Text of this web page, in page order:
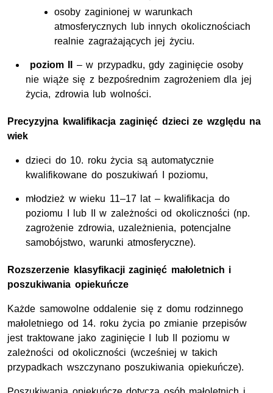
osoby zaginionej w warunkach
atmosferycznych lub innych okolicznościach
realnie zagrażających jej życiu.
poziom II
– w przypadku, gdy zaginięcie osoby
nie wiąże się z bezpośrednim zagrożeniem dla jej
życia, zdrowia lub wolności.
Precyzyjna kwalifikacja zaginięć dzieci ze względu na
wiek
dzieci do 10. roku życia są automatycznie
kwalifikowane do poszukiwań I poziomu,
młodzież w wieku 11–17 lat – kwalifikacja do
poziomu I lub II w zależności od okoliczności (np.
zagrożenie zdrowia, uzależnienia, potencjalne
samobójstwo, warunki atmosferyczne).
Rozszerzenie klasyfikacji zaginięć małoletnich i
poszukiwania opiekuńcze
Każde samowolne oddalenie się z domu rodzinnego
małoletniego od 14. roku życia po zmianie przepisów
jest traktowane jako zaginięcie I lub II poziomu w
zależności od okoliczności (wcześniej w takich
przypadkach wszczynano poszukiwania opiekuńcze).